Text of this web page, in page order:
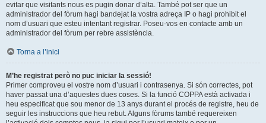
evitar que visitants nous es pugin donar d’alta. També pot ser que un
administrador del fòrum hagi bandejat la vostra adreça IP o hagi prohibit el
nom d’usuari que esteu intentant registrar. Poseu-vos en contacte amb un
administrador del fòrum per rebre assistència.
Torna a l’inici
M’he registrat però no puc iniciar la sessió!
Primer comproveu el vostre nom d’usuari i contrasenya. Si són correctes, pot
haver passat una d’aquestes dues coses. Si la funció COPPA està activada i
heu especificat que sou menor de 13 anys durant el procés de registre, heu de
seguir les instruccions que heu rebut. Alguns fòrums també requereixen